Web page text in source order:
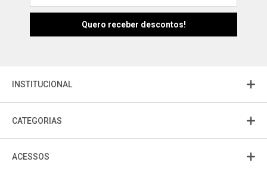
INSTITUCIONAL
CATEGORIAS
ACESSOS
Fu Fujisom